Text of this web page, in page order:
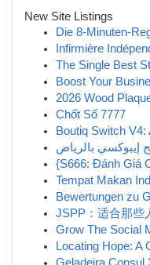
New Site Listings
Die 8-Minuten-
Infirmière
The Single Best
Boost Your
2026 Wood
Chốt Số 7777
Boutiq Switch
بالرياض
{S666: Đánh Giá
Tempat Makan
Bewertungen zu
JSPP：适合那些
Grow The Social
Locating Hope: A